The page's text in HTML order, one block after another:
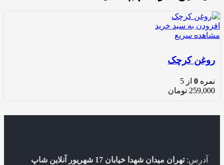
افزودن به سبد خرید
مشاهده سریع
روغن کرچک
نمره 0 از 5
259,000 تومان
آدرس:
تهران میدان شهدا خیابان 17 شهریور آنلاین شاپ